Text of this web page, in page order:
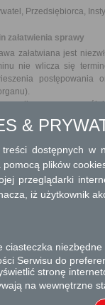
Przedsiębiorca,
załatwienia sprawy
załatwiana jest
nie wlicza się
postępowania
spraw
jest wolny od opłat.
i wnioski
skargi może
&
dostępnych w
plików
przeglądarki
iż użytkownik
Serwisu do
stronę
na wewnętrzne